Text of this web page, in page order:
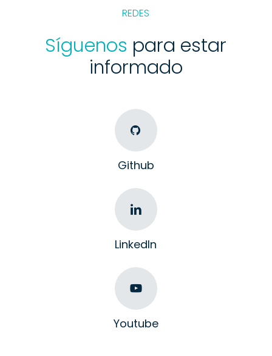
REDES
Síguenos para estar
informado
Github
LinkedIn
Youtube